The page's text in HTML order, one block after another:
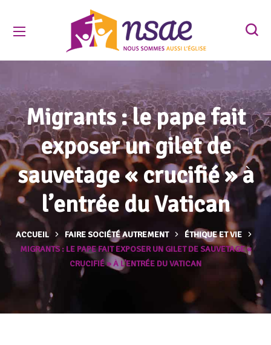
Migrants : le pape fait
exposer un gilet de
sauvetage « crucifié » à
l’entrée du Vatican
ACCUEIL FAIRE SOCIÉTÉ AUTREMENT
ÉTHIQUE ET VIE
MIGRANTS : LE PAPE FAIT EXPOSER UN GILET DE SAUVETAGE «
CRUCIFIÉ » À L’ENTRÉE DU VATICAN